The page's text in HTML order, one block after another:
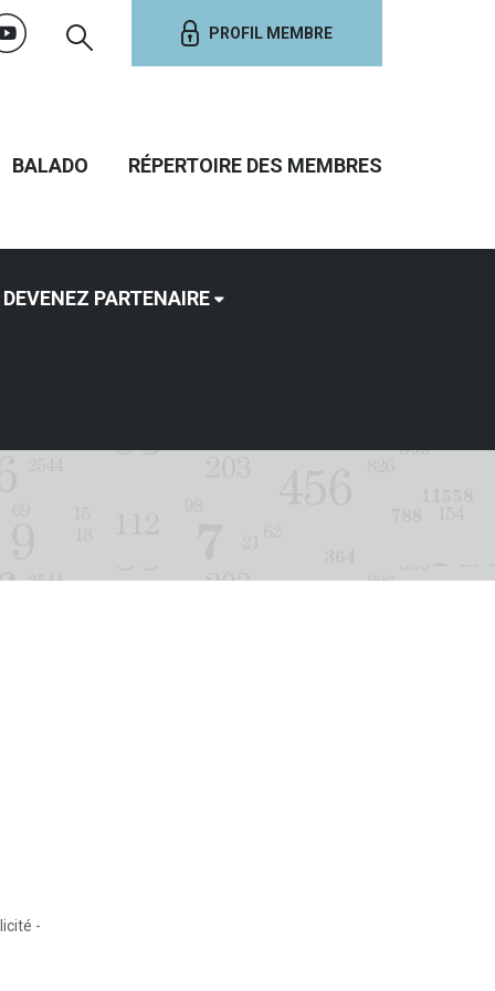
PROFIL MEMBRE
BALADO RÉPERTOIRE DES MEMBRES
DEVENEZ PARTENAIRE
-